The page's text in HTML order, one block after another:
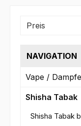
Preis
NAVIGATION
Vape /
Shisha Tabak
Shisha Tabak